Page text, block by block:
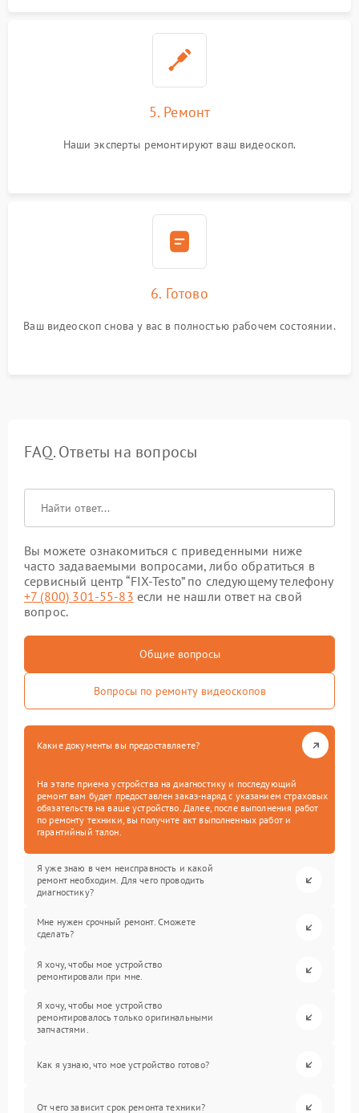
5. Ремонт
Наши эксперты ремонтируют ваш видеоскоп.
6. Готово
Ваш видеоскоп снова у вас в полностью рабочем состоянии.
FAQ. Ответы на вопросы
Вы можете ознакомиться с приведенными ниже
часто задаваемыми вопросами, либо обратиться в
сервисный центр “FIX-Testo” по следующему телефону
+7 (800) 301-55-83 если не нашли ответ на свой
вопрос.
Общие вопросы
Вопросы по ремонту видеоскопов
Какие документы вы предоставляете?
На этапе приема устройства на диагностику и последующий
ремонт вам будет предоставлен заказ-наряд с указанием страховых
обязательств на ваше устройство. Далее, после выполнения работ
по ремонту техники, вы получите акт выполненных работ и
гарантийный талон.
Я уже знаю в чем неисправность и какой
ремонт необходим. Для чего проводить
диагностику?
Мне нужен срочный ремонт. Сможете
сделать?
Я хочу, чтобы мое устройство
ремонтировали при мне.
Я хочу, чтобы мое устройство
ремонтировалось только оригинальными
запчастями.
Как я узнаю, что мое устройство готово?
От чего зависит срок ремонта техники?